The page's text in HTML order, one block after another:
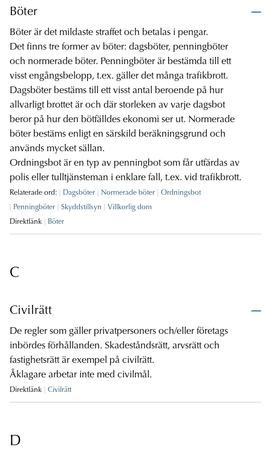
Böter
Böter är det mildaste straffet och betalas i pengar.
Det finns tre former av böter: dagsböter, penningböter
och normerade böter. Penningböter är bestämda till ett
visst engångsbelopp, t.ex. gäller det många trafikbrott.
Dagsböter bestäms till ett visst antal beroende på hur
allvarligt brottet är och där storleken av varje dagsbot
beror på hur den bötfälldes ekonomi ser ut. Normerade
böter bestäms enligt en särskild beräkningsgrund och
används mycket sällan.
Ordningsbot är en typ av penningbot som får utfärdas av
polis eller tulltjänsteman i enklare fall, t.ex. vid trafikbrott.
Relaterade ord: Dagsböter Normerade böter
Ordningsbot
Penningböter
Skyddstillsyn
Villkorlig dom
Direktlänk
Böter
C
Civilrätt
De regler som gäller privatpersoners och/eller företags
inbördes förhållanden. Skadeståndsrätt, arvsrätt och
fastighetsrätt är exempel på civilrätt.
Åklagare arbetar inte med civilmål.
Direktlänk Civilrätt
D